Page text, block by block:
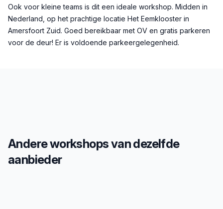
Ook voor kleine teams is dit een ideale workshop. Midden in
Nederland, op het prachtige locatie Het Eemklooster in
Amersfoort Zuid. Goed bereikbaar met OV en gratis parkeren
voor de deur! Er is voldoende parkeergelegenheid.
Andere workshops van dezelfde
aanbieder